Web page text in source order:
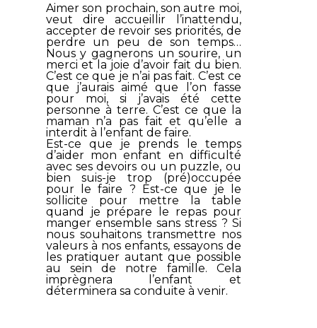
Aimer son prochain, son autre moi,
veut dire accueillir l’inattendu,
accepter de revoir ses priorités, de
perdre un peu de son temps…
Nous y gagnerons un sourire, un
merci et la joie d’avoir fait du bien.
C’est ce que je n’ai pas fait. C’est ce
que j’aurais aimé que l’on fasse
pour moi, si j’avais été cette
personne à terre. C’est ce que la
maman n’a pas fait et qu’elle a
interdit à l’enfant de faire.
Est-ce que je prends le temps
d’aider mon enfant en difficulté
avec ses devoirs ou un puzzle, ou
bien suis-je trop (pré)occupée
pour le faire ? Est-ce que je le
sollicite pour mettre la table
quand je prépare le repas pour
manger ensemble sans stress ? Si
nous souhaitons transmettre nos
valeurs à nos enfants, essayons de
les pratiquer autant que possible
au sein de notre famille. Cela
imprègnera l’enfant et
déterminera sa conduite à venir.